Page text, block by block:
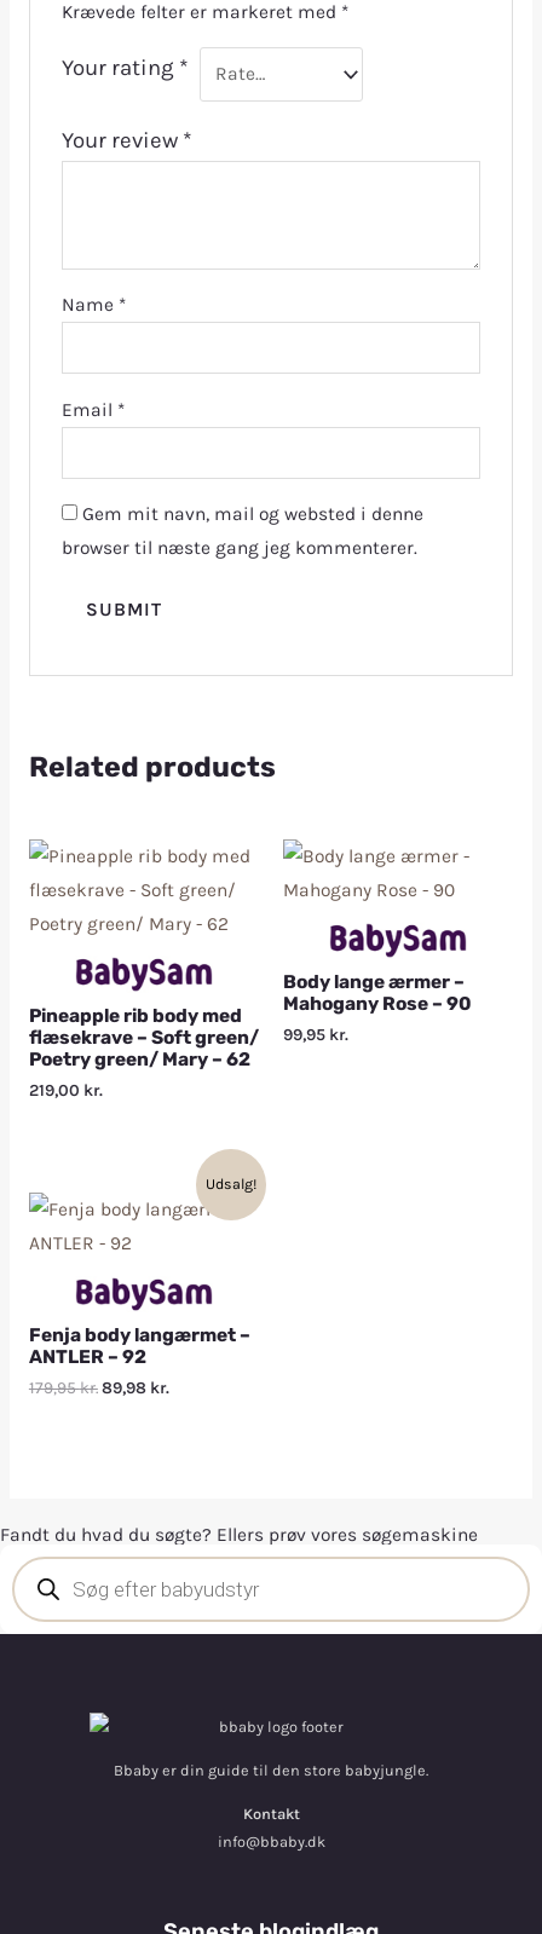
Krævede felter er markeret med *
Your rating *
Your review *
Name *
Email *
Gem mit navn, mail og websted i denne
browser til næste gang jeg kommenterer.
Related products
Pineapple rib body med
flæsekrave – Soft green/
Poetry green/ Mary – 62
219,00 kr.
Body lange ærmer –
Mahogany Rose – 90
99,95 kr.
Udsalg!
Fenja body langærmet –
ANTLER – 92
179,95kr.89,98 kr.
Fandt du hvad du søgte? Ellers prøv vores søgemaskine
Bbaby er din guide til den store babyjungle.
Kontakt
info@bbaby.dk